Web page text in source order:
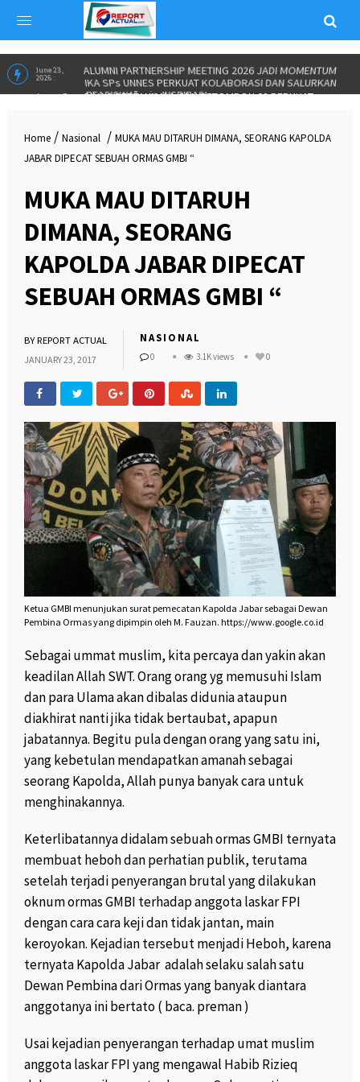
June 23,
2026 :
ALUMNI PARTNERSHIP MEETING 2026 JADI MOMENTUM
IKA SPs UNNES PERKUAT KOLABORASI DAN SALURKAN
BEASISWA”inINSPIRASI
Home / Nasional / MUKA MAU DITARUH DIMANA, SEORANG KAPOLDA
JABAR DIPECAT SEBUAH ORMAS GMBI “
MUKA MAU DITARUH
DIMANA, SEORANG
KAPOLDA JABAR DIPECAT
SEBUAH ORMAS GMBI “
BYREPORT ACTUAL
JANUARY 23, 2017
NASIONAL
0 3.1K views 0
Ketua GMBI menunjukan surat pemecatan Kapolda Jabar sebagai Dewan
Pembina Ormas yang dipimpin oleh M. Fauzan. https://www.google.co.id
Sebagai ummat muslim, kita percaya dan yakin akan
keadilan Allah SWT. Orang orang yg memusuhi Islam
dan para Ulama akan dibalas didunia ataupun
diakhirat nanti jika tidak bertaubat, apapun
jabatannya. Begitu pula dengan orang yang satu ini,
yang kebetulan mendapatkan amanah sebagai
seorang Kapolda, Allah punya banyak cara untuk
menghinakannya.
Keterlibatannya didalam sebuah ormas GMBI ternyata
membuat heboh dan perhatian publik, terutama
setelah terjadi penyerangan brutal yang dilakukan
oknum ormas GMBI terhadap anggota laskar FPI
dengan cara cara keji dan tidak jantan, main
keroyokan. Kejadian tersebut menjadi Heboh, karena
ternyata Kapolda Jabar adalah selaku salah satu
Dewan Pembina dari Ormas yang banyak diantara
anggotanya ini bertato ( baca. preman )
Usai kejadian penyerangan terhadap umat muslim
anggota laskar FPI yang mengawal Habib Rizieq